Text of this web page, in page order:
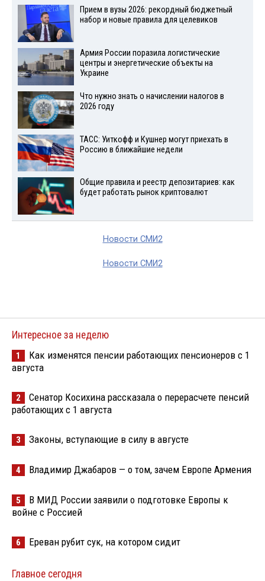
Прием в вузы 2026: рекордный бюджетный
набор и новые правила для целевиков
Армия России поразила логистические
центры и энергетические объекты на
Украине
Что нужно знать о начислении налогов в
2026 году
ТАСС: Уиткофф и Кушнер могут приехать в
Россию в ближайшие недели
Общие правила и реестр депозитариев: как
будет работать рынок криптовалют
Новости СМИ2
Новости СМИ2
Интересное за неделю
1
Как изменятся пенсии работающих пенсионеров с 1
августа
2
Сенатор Косихина рассказала о перерасчете пенсий
работающих с 1 августа
3 Законы, вступающие в силу в августе
4 Владимир Джабаров — о том, зачем Европе Армения
5
В МИД России заявили о подготовке Европы к
войне с Россией
6 Ереван рубит сук, на котором сидит
Главное сегодня